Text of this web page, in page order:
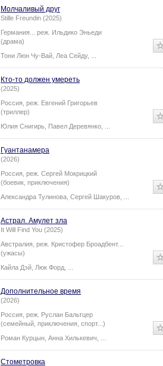
Молчаливый друг
Stille Freundin (2025)
Германия... реж. Ильдико Эньеди
(драма)
Тони Люн Чу-Вай Леа Сейду,
Кто-то должен умереть
(2025)
Россия, реж. Евгений Григорьев
(триллер)
Юлия Снигирь Павел Деревянко
Гуантанамера
(2026)
Россия, реж. Сергей Мокрицкий
(боевик, приключения)
Александра Тулинова Сергей Шакуров
Астрал. Амулет зла
It Will Find You (2025)
Австралия, реж. Кристофер Броадбент...
(ужасы)
Кайла Дэй Люк Форд
Дополнительное время
(2026)
Россия, реж. Руслан Бальтцер
(семейный, приключения, спорт...)
Роман Курцын Анна Хилькевич
Стометровка